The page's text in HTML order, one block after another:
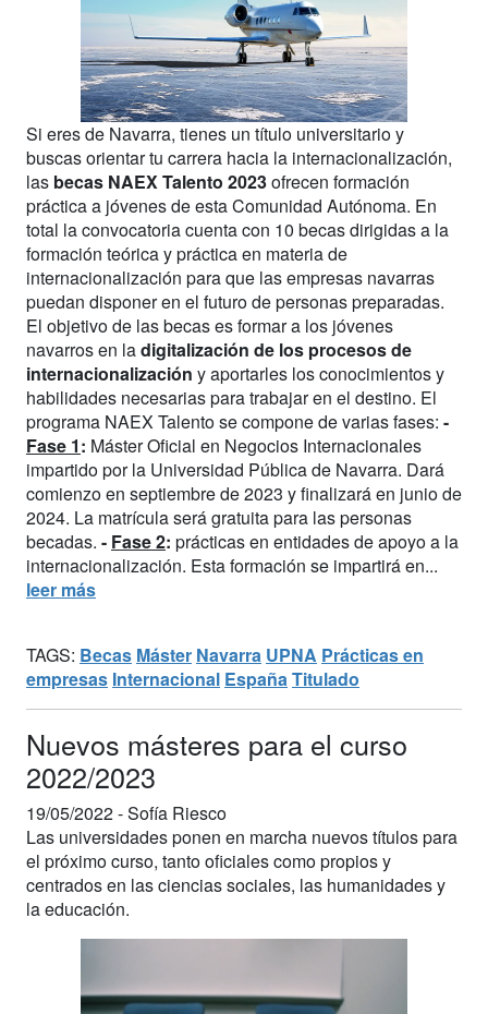
Si eres de Navarra, tienes un título universitario y
buscas orientar tu carrera hacia la internacionalización,
las becas NAEX Talento 2023ofrecen formación
práctica a jóvenes de esta Comunidad Autónoma. En
total la convocatoria cuenta con 10 becas dirigidas a la
formación teórica y práctica en materia de
internacionalización para que las empresas navarras
puedan disponer en el futuro de personas preparadas.
El objetivo de las becas es formar a los jóvenes
navarros en ladigitalización de los procesos de
internacionalización y aportarles los conocimientos y
habilidades necesarias para trabajar en el destino. El
programa NAEX Talento se compone de varias fases: -
Fase 1: Máster Oficial en Negocios Internacionales
impartido por la Universidad Pública de Navarra. Dará
comienzo en septiembre de 2023 y finalizará en junio de
2024. La matrícula será gratuita para las personas
becadas. - Fase 2: prácticas en entidades de apoyo a la
internacionalización. Esta formación se impartirá en...
leer más
TAGS: Becas Máster Navarra UPNA Prácticas en
empresas Internacional EspañaTitulado
Nuevos másteres para el curso
2022/2023
19/05/2022 -Sofía Riesco
Las universidades ponen en marcha nuevos títulos para
el próximo curso, tanto oficiales como propios y
centrados en las ciencias sociales, las humanidades y
la educación.